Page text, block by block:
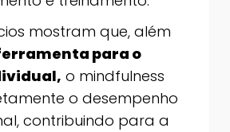
mostram que, além
para o
o mindfulness
o desempenho
contribuindo para a